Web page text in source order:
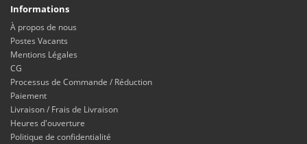
Informations
À propos de nous
Postes Vacants
Mentions Légales
CG
Processus de Commande / Réduction
Paiement
Livraison / Frais de Livraison
Heures d'ouverture
Politique de confidentialité